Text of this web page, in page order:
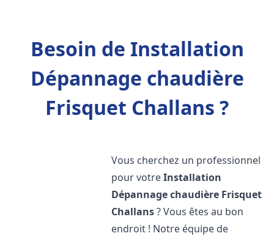
Besoin de Installation
Dépannage chaudière
Frisquet Challans ?
Vous cherchez un professionnel
pour votreInstallation
Dépannage chaudière Frisquet
Challans? Vous êtes au bon
endroit ! Notre équipe de